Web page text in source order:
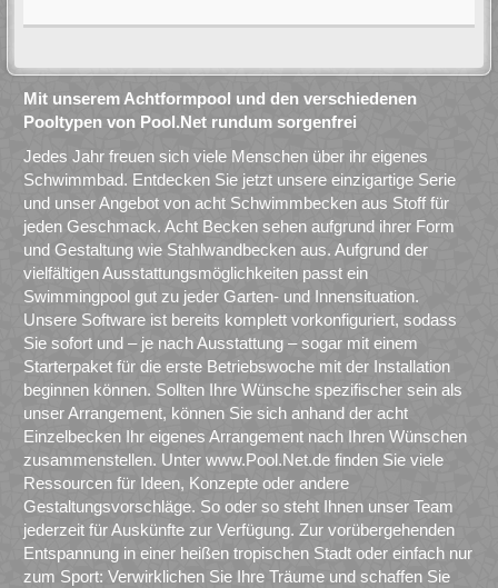
Mit unserem Achtformpool und den verschiedenen
Pooltypen von Pool.Net rundum sorgenfrei
Jedes Jahr freuen sich viele Menschen über ihr eigenes
Schwimmbad. Entdecken Sie jetzt unsere einzigartige Serie
und unser Angebot von acht Schwimmbecken aus Stoff für
jeden Geschmack. Acht Becken sehen aufgrund ihrer Form
und Gestaltung wie Stahlwandbecken aus. Aufgrund der
vielfältigen Ausstattungsmöglichkeiten passt ein
Swimmingpool gut zu jeder Garten- und Innensituation.
Unsere Software ist bereits komplett vorkonfiguriert, sodass
Sie sofort und – je nach Ausstattung – sogar mit einem
Starterpaket für die erste Betriebswoche mit der Installation
beginnen können. Sollten Ihre Wünsche spezifischer sein als
unser Arrangement, können Sie sich anhand der acht
Einzelbecken Ihr eigenes Arrangement nach Ihren Wünschen
zusammenstellen. Unter www.Pool.Net.de finden Sie viele
Ressourcen für Ideen, Konzepte oder andere
Gestaltungsvorschläge. So oder so steht Ihnen unser Team
jederzeit für Auskünfte zur Verfügung. Zur vorübergehenden
Entspannung in einer heißen tropischen Stadt oder einfach nur
zum Sport: Verwirklichen Sie Ihre Träume und schaffen Sie